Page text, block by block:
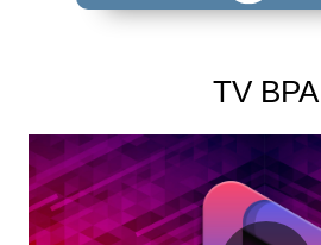
TV BPA